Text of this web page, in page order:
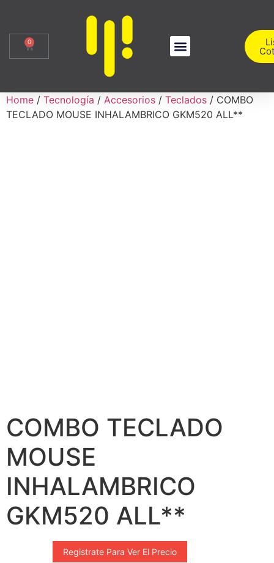
0
Home / Tecnología / Accesorios / Teclados / COMBO
TECLADO MOUSE INHALAMBRICO GKM520 ALL**
COMBO TECLADO
MOUSE
INHALAMBRICO
GKM520 ALL**
Registrate Para Ver El Precio